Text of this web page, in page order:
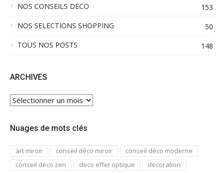
NOS CONSEILS DECO
153
NOS SELECTIONS SHOPPING
50
TOUS NOS POSTS
148
ARCHIVES
ARCHIVES
Nuages de mots clés
art miroir conseil déco miroir
conseil déco moderne
conseil déco zen
deco effet optique
decoration